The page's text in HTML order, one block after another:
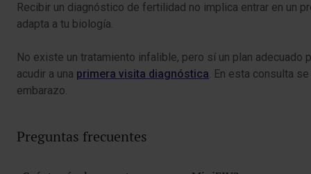
Recibir un diagnóstico de fertilidad no implica entrar en un
adapta a tu biología.
No existe un tratamiento infalible, pero sí un plan
acudir a una primera visita diagnóstica. En esta consulta
embarazo.
Preguntas frecuentes